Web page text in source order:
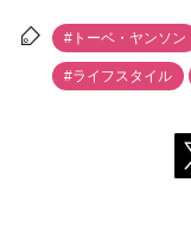
#トーベ・ヤンソン
#ライフスタイル